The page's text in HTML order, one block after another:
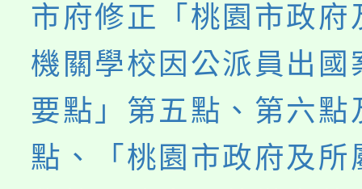
市府修正「桃園市政府
機關學校因公派員出國
要點」第五點、第六點
點、「桃園市政府及所